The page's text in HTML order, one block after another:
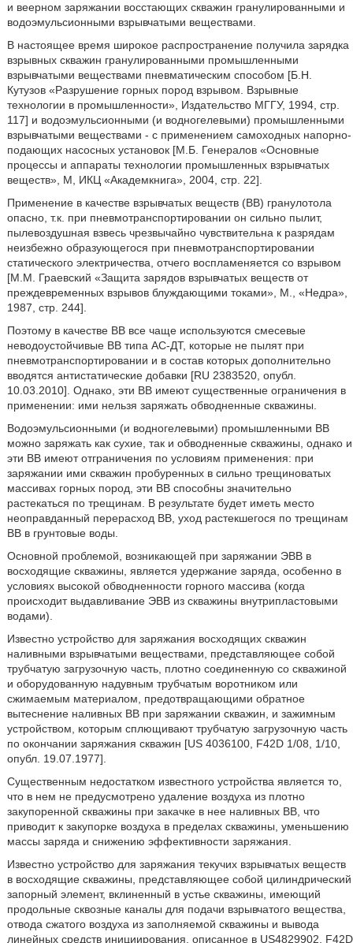
и веерном заряжании восстающих скважин гранулированными и
водоэмульсионными взрывчатыми веществами.
В настоящее время широкое распространение получила зарядка
взрывных скважин гранулированными промышленными
взрывчатыми веществами пневматическим способом [Б.Н.
Кутузов «Разрушение горных пород взрывом. Взрывные
технологии в промышленности», Издательство МГГУ, 1994, стр.
117] и водоэмульсионными (и водногелевыми) промышленными
взрывчатыми веществами - с применением самоходных напорно-
подающих насосных установок [М.Б. Генералов «Основные
процессы и аппараты технологии промышленных взрывчатых
веществ», М, ИКЦ «Академкнига», 2004, стр. 22].
Применение в качестве взрывчатых веществ (ВВ) гранулотола
опасно, т.к. при пневмотранспортировании он сильно пылит,
пылевоздушная взвесь чрезвычайно чувствительна к разрядам
неизбежно образующегося при пневмотранспортировании
статического электричества, отчего воспламеняется со взрывом
[М.М. Граевский «Защита зарядов взрывчатых веществ от
преждевременных взрывов блуждающими токами», М., «Недра»,
1987, стр. 244].
Поэтому в качестве ВВ все чаще используются смесевые
неводоустойчивые ВВ типа АС-ДТ, которые не пылят при
пневмотранспортировании и в состав которых дополнительно
вводятся антистатические добавки [RU 2383520, опубл.
10.03.2010]. Однако, эти ВВ имеют существенные ограничения в
применении: ими нельзя заряжать обводненные скважины.
Водоэмульсионными (и водногелевыми) промышленными ВВ
можно заряжать как сухие, так и обводненные скважины, однако и
эти ВВ имеют отграничения по условиям применения: при
заряжании ими скважин пробуренных в сильно трещиноватых
массивах горных пород, эти ВВ способны значительно
растекаться по трещинам. В результате будет иметь место
неоправданный перерасход ВВ, уход растекшегося по трещинам
ВВ в грунтовые воды.
Основной проблемой, возникающей при заряжании ЭВВ в
восходящие скважины, является удержание заряда, особенно в
условиях высокой обводненности горного массива (когда
происходит выдавливание ЭВВ из скважины внутрипластовыми
водами).
Известно устройство для заряжания восходящих скважин
наливными взрывчатыми веществами, представляющее собой
трубчатую загрузочную часть, плотно соединенную со скважиной
и оборудованную надувным трубчатым воротником или
сжимаемым материалом, предотвращающими обратное
вытеснение наливных ВВ при заряжании скважин, и зажимным
устройством, которым сплющивают трубчатую загрузочную часть
по окончании заряжания скважин [US 4036100, F42D 1/08, 1/10,
опубл. 19.07.1977].
Существенным недостатком известного устройства является то,
что в нем не предусмотрено удаление воздуха из плотно
закупоренной скважины при закачке в нее наливных ВВ, что
приводит к закупорке воздуха в пределах скважины, уменьшению
массы заряда и снижению эффективности заряжания.
Известно устройство для заряжания текучих взрывчатых веществ
в восходящие скважины, представляющее собой цилиндрический
запорный элемент, вклиненный в устье скважины, имеющий
продольные сквозные каналы для подачи взрывчатого вещества,
отвода сжатого воздуха из заполняемой скважины и вывода
линейных средств инициирования, описанное в US4829902, F42D